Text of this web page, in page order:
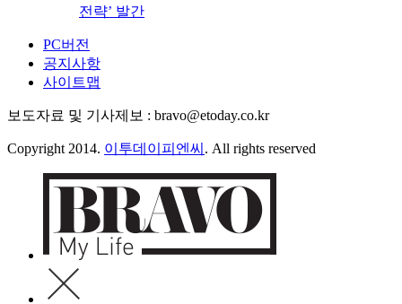
전략’ 발간
PC버전
공지사항
사이트맵
보도자료 및 기사제보 : bravo@etoday.co.kr
Copyright 2014. 이투데이피엔씨 . All rights reserved